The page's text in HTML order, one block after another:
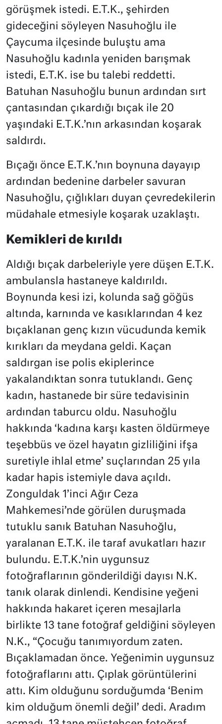
görüşmek istedi. E.T.K., şehirden
gideceğini söyleyen Nasuhoğlu ile
Çaycuma ilçesinde buluştu ama
Nasuhoğlu kadınla yeniden barışmak
istedi, E.T.K. ise bu talebi reddetti.
Batuhan Nasuhoğlu bunun ardından sırt
çantasından çıkardığı bıçak ile 20
yaşındaki E.T.K.’nın arkasından koşarak
saldırdı.
Bıçağı önce E.T.K.’nın boynuna dayayıp
ardından bedenine darbeler savuran
Nasuhoğlu, çığlıkları duyan çevredekilerin
müdahale etmesiyle koşarak uzaklaştı.
Kemikleri de kırıldı
Aldığı bıçak darbeleriyle yere düşen E.T.K.
ambulansla hastaneye kaldırıldı.
Boynunda kesi izi, kolunda sağ göğüs
altında, karnında ve kasıklarından 4 kez
bıçaklanan genç kızın vücudunda kemik
kırıkları da meydana geldi. Kaçan
saldırgan ise polis ekiplerince
yakalandıktan sonra tutuklandı. Genç
kadın, hastanede bir süre tedavisinin
ardından taburcu oldu. Nasuhoğlu
hakkında ‘kadına karşı kasten öldürmeye
teşebbüs ve özel hayatın gizliliğini ifşa
suretiyle ihlal etme’ suçlarından 25 yıla
kadar hapis istemiyle dava açıldı.
Zonguldak 1’inci Ağır Ceza
Mahkemesi’nde görülen duruşmada
tutuklu sanık Batuhan Nasuhoğlu,
yaralanan E.T.K. ile taraf avukatları hazır
bulundu. E.T.K.’nin uygunsuz
fotoğraflarının gönderildiği dayısı N.K.
tanık olarak dinlendi. Kendisine yeğeni
hakkında hakaret içeren mesajlarla
birlikte 13 tane fotoğraf geldiğini söyleyen
N.K., “Çocuğu tanımıyordum zaten.
Bıçaklamadan önce. Yeğenimin uygunsuz
fotoğraflarını attı. Çıplak görüntülerini
attı. Kim olduğunu sorduğumda ‘Benim
kim olduğum önemli değil’ dedi. Aradım